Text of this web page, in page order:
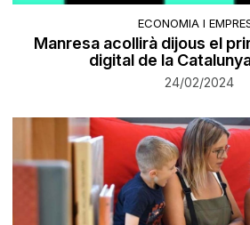
ECONOMIA I
Manresa acollirà dijous el
digital de la
24/02/2024